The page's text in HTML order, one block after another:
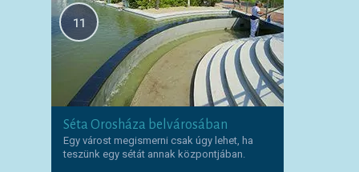
11
Séta Orosháza belvárosában
Egy várost megismerni csak úgy lehet, ha
teszünk egy sétát annak központjában.